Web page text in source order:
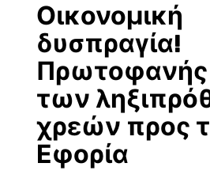
Οικονομική
δυσπραγία!
Πρωτοφανής
των
χρεών προς
Εφορία